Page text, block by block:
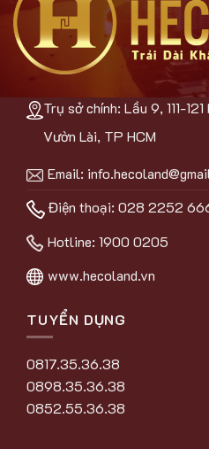
Trụ sở chính: Lầu 9, 111-
Vườn Lài, TP HCM
Email:
Điện thoại: 028 2252
Hotline: 1900 0205
www.hecoland.vn
TUYỂN DỤNG
0817.35.36.38
0898.35.36.38
0852.55.36.38